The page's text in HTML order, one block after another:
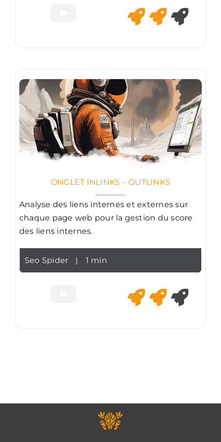
ONGLET INLINKS – OUTLINKS
Analyse des liens internes et externes sur
chaque page web pour la gestion du score
des liens internes.
Seo Spider | 1 min